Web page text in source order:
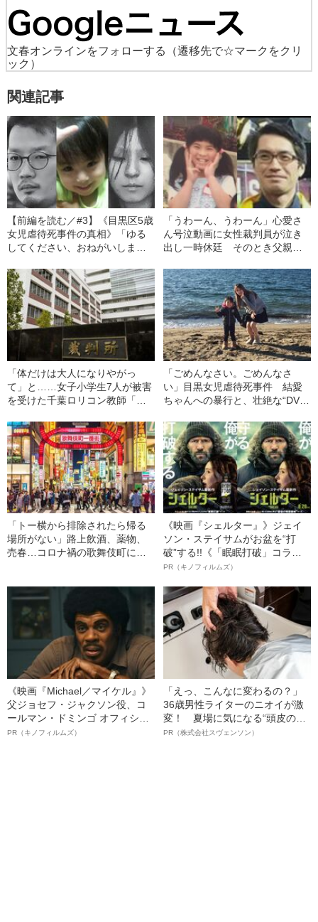
文春オンラインをフォローする
（遷移先で☆マークをクリ
ック）
関連記事
【前編を読む／#3】《目黒区5歳
女児虐待死事件の真相》「ゆる
してください、おねがいしま
とはしません」 なぜ両親は娘
を凄まじい「虐待死」に追い込
んだのか？
「うわーん、うわーん」心愛さ
ん号泣動画に女性裁判員が泣き
出し一時休廷 そのとき父親
「体だけは大人になりやがっ
て」と……女子小学生7人が被害
を受けた千葉ロリコン教師「鬼
「ごめんなさい。ごめんなさ
い」目黒女児虐待死事件 結愛
ちゃんへの暴行と、壮絶な“DV支
「トー横から排除されたら帰る
場所がない」路上飲酒、薬物、
売春…コロナ禍の歌舞伎町に集
《映画『シェルター』》ジェイ
ソン・ステイサムがお盆を“打
破”する!!《「眠眠打破」コラ
ボ》
PR（キノフィルムズ）
《映画『Michael／マイケル』》
父ジョセフ・ジャクソン役、コ
ールマン・ドミンゴ オフィシャ
ルインタビュー“観客を魅了した
PR（キノフィルムズ）
「えっ、こんなに変わるの？」
36歳男性ライターのニオイが激
変！ 夏場に気になる“頭皮のニ
オイ”や“ベタつき”を解消す
PR（株式会社スヴェンソン）